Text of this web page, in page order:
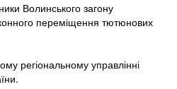
Волинського загону
переміщення тютюнових
регіональному управлінні